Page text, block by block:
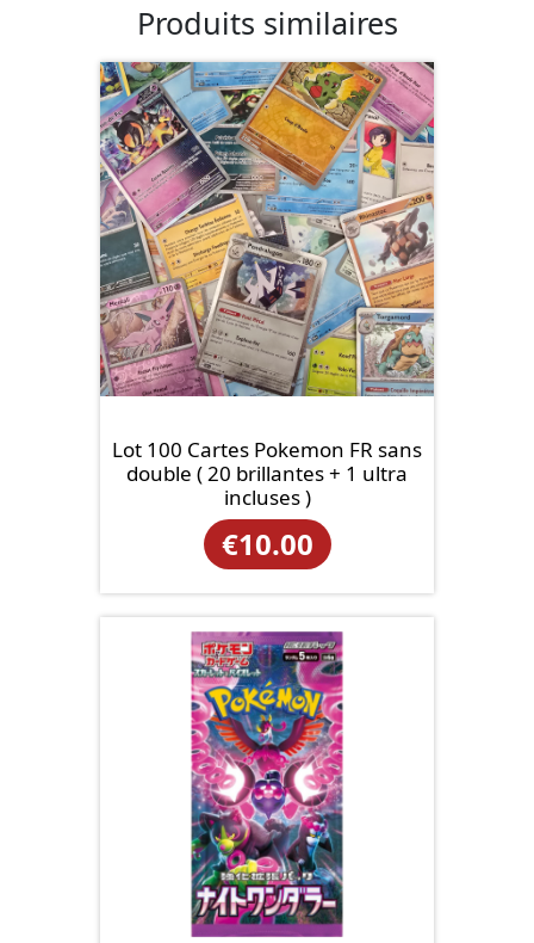
Produits similaires
Lot 100 Cartes Pokemon FR sans
double ( 20 brillantes + 1 ultra
incluses )
€10.00